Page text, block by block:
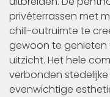
privéterrassen met
chill-outruimte te
gewoon te genieten
uitzicht. Het hele
verbonden
evenwichtige